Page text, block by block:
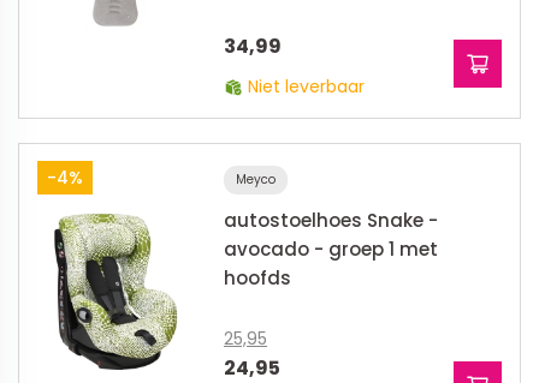
34,99
Niet leverbaar
-4% Meyco
autostoelhoes Snake -
avocado - groep 1 met
hoofds
25,95
24,95